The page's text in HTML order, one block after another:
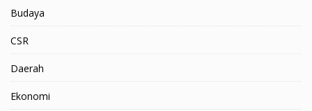
Budaya
CSR
Daerah
Ekonomi